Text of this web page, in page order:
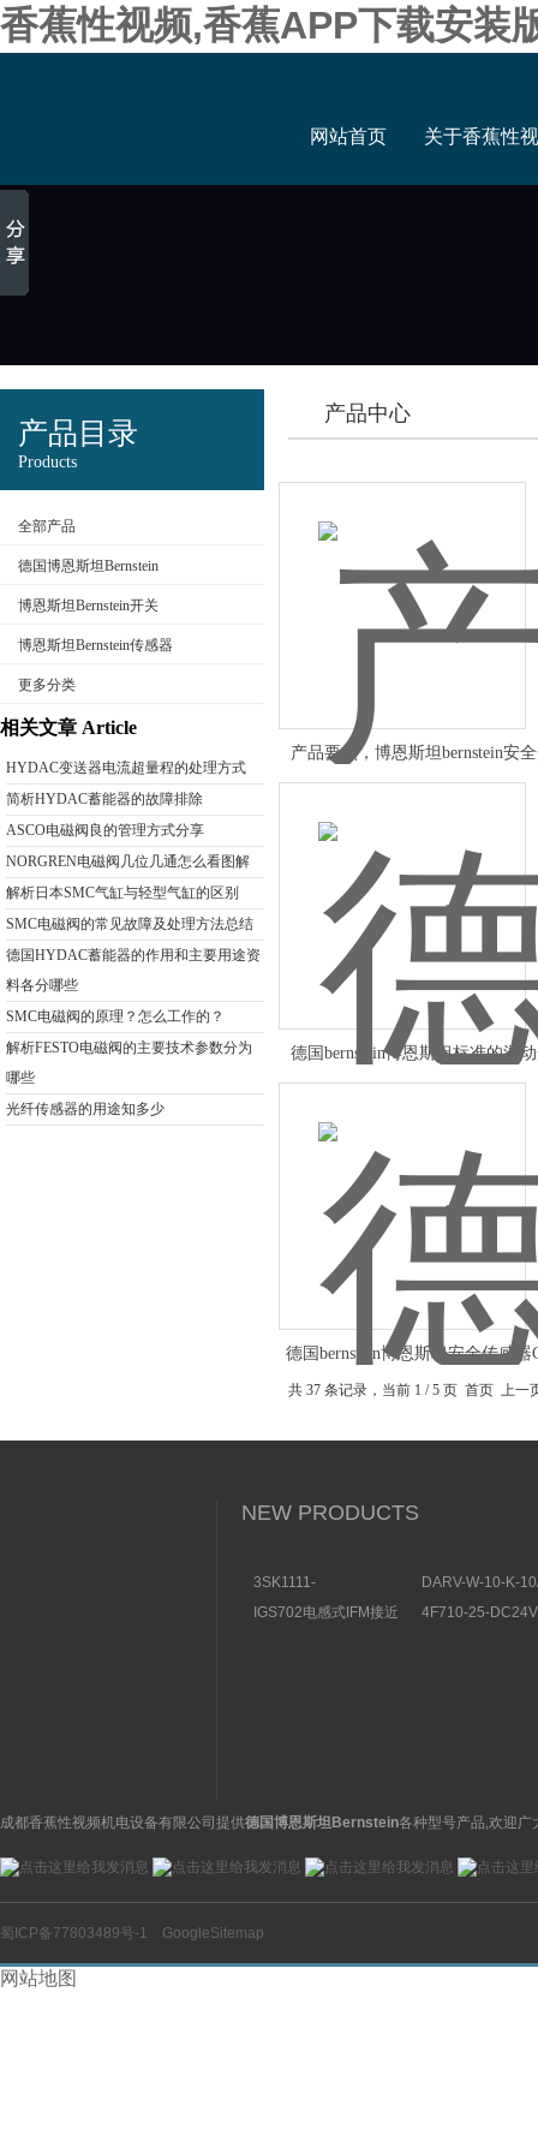
香蕉性视频,香蕉APP下载安装
网站首页 关于香蕉性
产品目录
Products
全部产品
德国博恩斯坦Bernstein
博恩斯坦Bernstein开关
博恩斯坦Bernstein传感器
更多分类
相关文章 Article
HYDAC变送器电流超量程的处理方式
简析HYDAC蓄能器的故障排除
ASCO电磁阀良的管理方式分享
NORGREN电磁阀几位几通怎么看图解
解析日本SMC气缸与轻型气缸的区别
SMC电磁阀的常见故障及处理方法总结
德国HYDAC蓄能器的作用和主要用途资
料各分哪些
SMC电磁阀的原理？怎么工作的？
解析FESTO电磁阀的主要技术参数分为
哪些
光纤传感器的用途知多少
产品中心
产品要点，博恩斯坦bernstein安
德国bernstein博恩斯坦标准的浮
德国bernstein博恩斯坦安全传感器
共 37 条记录，当前 1 / 5 页 首页 上
NEW PRODUCTS
3SK1111-
关特点及功能
DARV-W-10-K-
构分析
IGS702电感式IFM接近
4F710-25-
成都香蕉性视频机电设备有限公司提供德国博恩斯坦Bernstein各种型号产品,欢迎广
蜀ICP备77803489号-1 GoogleSitemap
网站地图